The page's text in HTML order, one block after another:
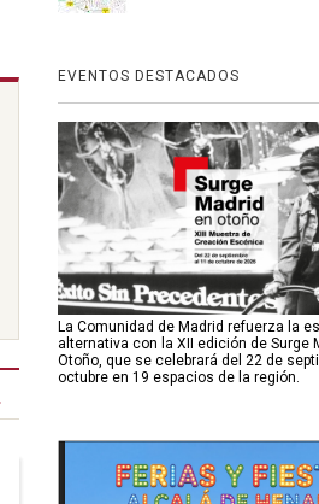
EVENTOS DESTACADOS
La Comunidad de Madrid refuerza la
alternativa con la XII edición de Surge
Otoño, que se celebrará del 22 de
octubre en 19 espacios de la región.